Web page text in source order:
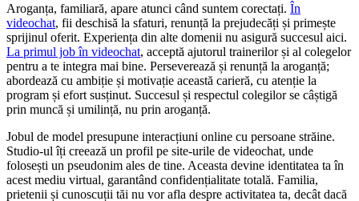
Aroganța, familiară, apare atunci când suntem corectați. În
videochat, fii deschisă la sfaturi, renunță la prejudecăți și primește
sprijinul oferit. Experiența din alte domenii nu asigură succesul aici.
La primul job în videochat, acceptă ajutorul trainerilor și al colegelor
pentru a te integra mai bine. Perseverează și renunță la aroganță;
abordează cu ambiție și motivație această carieră, cu atenție la
program și efort susținut. Succesul și respectul colegilor se câștigă
prin muncă și umilință, nu prin aroganță.
Jobul de model presupune interacțiuni online cu persoane străine.
Studio-ul îți creează un profil pe site-urile de videochat, unde
folosești un pseudonim ales de tine. Aceasta devine identitatea ta în
acest mediu virtual, garantând confidențialitate totală. Familia,
prietenii și cunoscuții tăi nu vor afla despre activitatea ta, decât dacă